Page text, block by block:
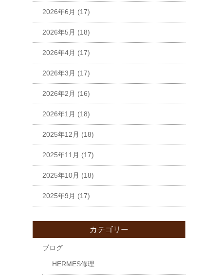
2026年6月 (17)
2026年5月 (18)
2026年4月 (17)
2026年3月 (17)
2026年2月 (16)
2026年1月 (18)
2025年12月 (18)
2025年11月 (17)
2025年10月 (18)
2025年9月 (17)
カテゴリー
ブログ
HERMES修理